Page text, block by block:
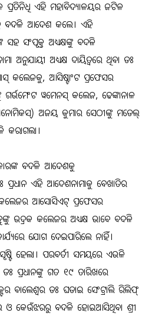
ପ୍ରତିନିଧି ଏହି ମହାବିଦ୍ୟାଳୟର ଜଟିଳ
ବଦଳି ଆଦେଶ କଲେ। ଏହି
ସହ ସଂପୃକ୍ତ ଅଧ୍ୟକ୍ଷଙ୍କୁ ବଦଳି
ଅନୁଯାୟୀ ଅଧ୍ୟକ୍ଷ ଦାୟିତ୍ୱରେ ଥିବା ଡଃ
କଲେଜକୁ, ଆସିଷ୍ଟାଂଟ ପ୍ରଫେସର
ଗର୍ଭମେଂଟ ୱମେନସ୍ କଲେଜ, ଢେଙ୍କାନାଳ
ଅଜୟ କୁମାର ସେଠୀଙ୍କୁ ମଡେଲ୍
ବଦଳି ଆଦେଶକୁ
ପ୍ରଧାନ ଏହି ଆଦେଶନାମାକୁ ବେଖାତିର
ଆସୋସିଏଟ୍ ପ୍ରଫେସର
ଭଦ୍ରକ କଲେଜର ଅଧ୍ୟକ୍ଷ ଭାବେ ବଦଳି
ଯୋଗ ଦେଇପାରିଲେ ନାହିଁ।
ହେଲା। ପରବର୍ତୀ ସମୟରେ ଏଭଳି
ପ୍ରଧାନଙ୍କୁ ଗତ ୧୯ ତାରିଖରେ
ବାଲେଶ୍ୱର ଡଃ ଘଡାଇ ସେଂଟ୍ରାଲି ରିଲିଫ୍
ଓ କେଉଁଝରରୁ ବଦଳି ହୋଇଆସିଥିବା ଶ୍ରୀ